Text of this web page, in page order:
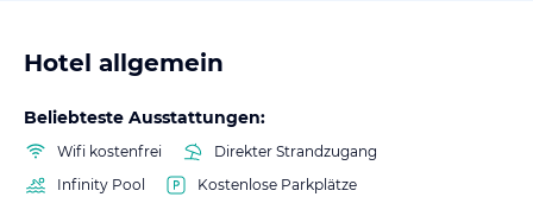
Hotel allgemein
Beliebteste Ausstattungen:
Wifi kostenfrei
Direkter Strandzugang
Infinity Pool
Kostenlose Parkplätze